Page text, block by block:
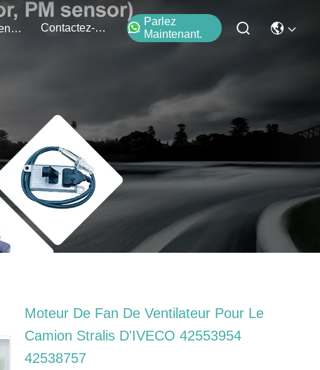
Événements Contactez-Nous
Parlez
Maintenant.
Moteur De Fan De Ventilateur Pour Le
Camion Stralis D'IVECO 42553954
42538757